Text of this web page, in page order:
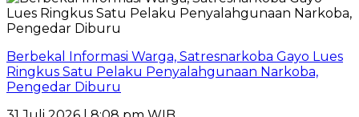
Berbekal Informasi Warga, Satresnarkoba Gayo Lues
Ringkus Satu Pelaku Penyalahgunaan Narkoba,
Pengedar Diburu